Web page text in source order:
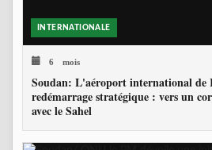
INTERNATIONALE
6 mois
Soudan: L'aéroport international de
redémarrage stratégique : vers un
avec le Sahel